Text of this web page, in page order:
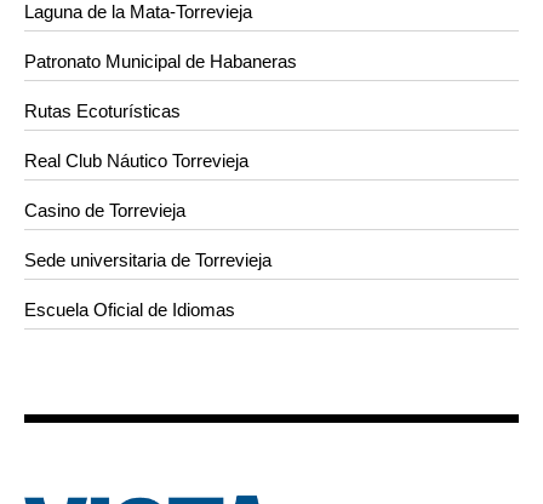
Laguna de la Mata-Torrevieja
Patronato Municipal de Habaneras
Rutas Ecoturísticas
Real Club Náutico Torrevieja
Casino de Torrevieja
Sede universitaria de Torrevieja
Escuela Oficial de Idiomas